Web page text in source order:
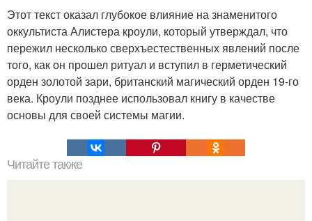
Этот текст оказал глубокое влияние на знаменитого
оккультиста Алистера кроули, который утверждал, что
пережил несколько сверхъестественных явлений после
того, как он прошел ритуал и вступил в герметический
орден золотой зари, британский магический орден 19-го
века. Кроули позднее использовал книгу в качестве
основы для своей системы магии.
Читайте также